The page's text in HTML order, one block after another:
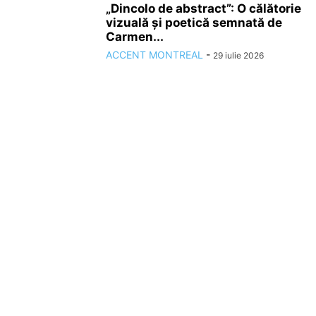
„Dincolo de abstract”: O călătorie
vizuală și poetică semnată de
Carmen...
ACCENT MONTREAL - 29 iulie 2026